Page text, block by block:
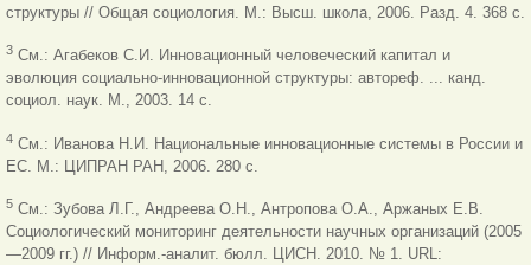
структуры // Общая социология. М.: Высш. школа, 2006. Разд. 4. 368 с.
3 См.: Агабеков С.И. Инновационный человеческий капитал и
эволюция социально-инновационной структуры: автореф. ... канд.
социол. наук. М., 2003. 14 с.
4 См.: Иванова Н.И. Национальные инновационные системы в России и
ЕС. М.: ЦИПРАН РАН, 2006. 280 с.
5 См.: Зубова Л.Г., Андреева О.Н., Антропова О.А., Аржаных Е.В.
Социологический мониторинг деятельности научных организаций (2005
—2009 гг.) // Информ.-аналит. бюлл. ЦИСН. 2010. № 1. URL: